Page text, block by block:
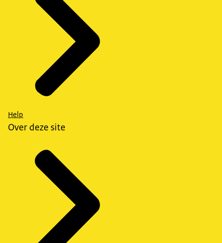
Help
Over deze site